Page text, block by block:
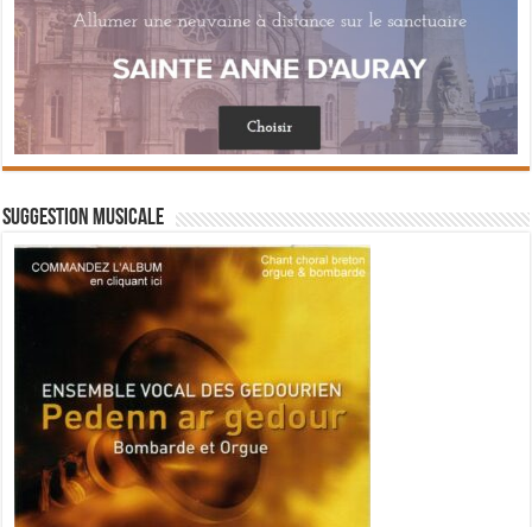
Suggestion musicale